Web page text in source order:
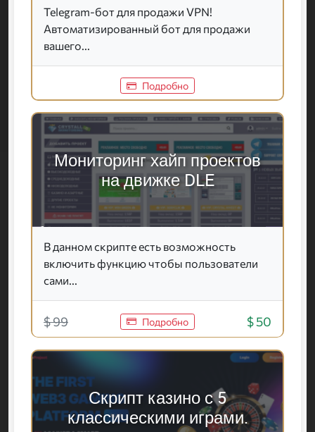
Telegram-бот для продажи VPN!
Автоматизированный бот для продажи
вашего...
Подробно
Мониторинг хайп проектов
на движке DLE
В данном скрипте есть возможность
включить функцию чтобы пользователи
сами...
$ 99 Подробно $ 50
Скрипт казино с 5
классическими играми.